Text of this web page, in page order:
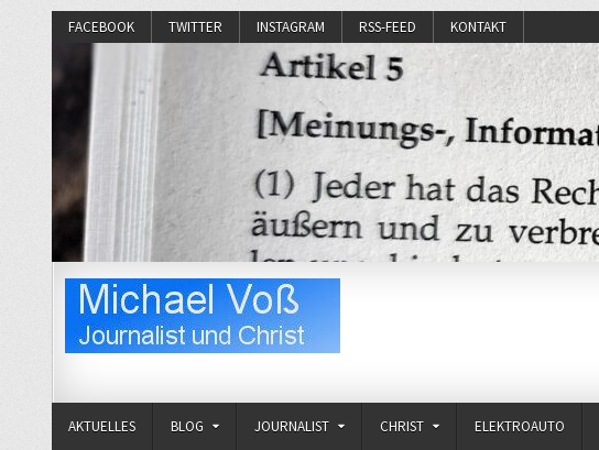
FACEBOOK TWITTER INSTAGRAM RSS-FEED KONTAKT
AKTUELLES BLOG JOURNALIST CHRIST ELEKTROAUTO